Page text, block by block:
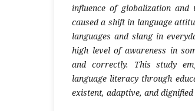
influence of globalization
caused a shift in language
languages ​​and slang in
high level of awareness in
and correctly. This study
language literacy through
existent, adaptive, and